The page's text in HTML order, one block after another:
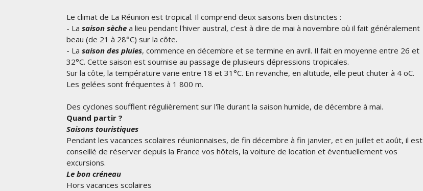
Le climat de La Réunion est tropical. Il comprend deux saisons bien distinctes :
- La saison sèche a lieu pendant l'hiver austral, c'est à dire de mai à novembre où il fait généralement
beau (de 21 à 28°C) sur la côte.
- La saison des pluies, commence en décembre et se termine en avril. Il fait en moyenne entre 26 et
32°C. Cette saison est soumise au passage de plusieurs dépressions tropicales.
Sur la côte, la température varie entre 18 et 31°C. En revanche, en altitude, elle peut chuter à 4 oC.
Les gelées sont fréquentes à 1 800 m.
Des cyclones soufflent régulièrement sur l'île durant la saison humide, de décembre à mai.
Quand partir ?
Saisons touristiques
Pendant les vacances scolaires réunionnaises, de fin décembre à fin janvier, et en juillet et août, il est
conseillé de réserver depuis la France vos hôtels, la voiture de location et éventuellement vos
excursions.
Le bon créneau
Hors vacances scolaires